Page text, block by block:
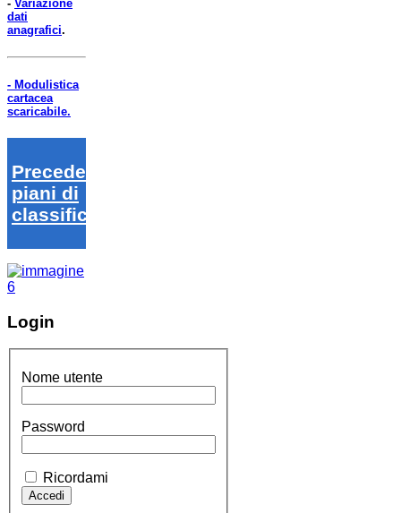
- Variazione
dati
anagrafici.
- Modulistica
cartacea
scaricabile.
Precedenti
piani di
classifica
Login
Nome utente
Password
Ricordami